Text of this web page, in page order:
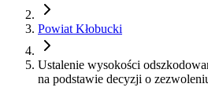
Powiat Kłobucki
Ustalenie wysokości
na podstawie decyzji o